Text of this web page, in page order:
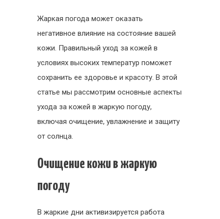
Жаркая погода может оказать
негативное влияние на состояние вашей
кожи. Правильный уход за кожей в
условиях высоких температур поможет
сохранить ее здоровье и красоту. В этой
статье мы рассмотрим основные аспекты
ухода за кожей в жаркую погоду,
включая очищение, увлажнение и защиту
от солнца.
Очищение кожи в жаркую
погоду
В жаркие дни активизируется работа